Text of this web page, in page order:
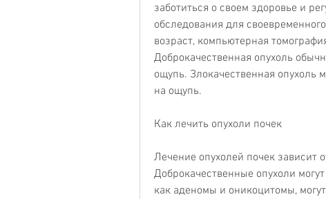
заботиться о своем здоровье и
обследования для
возраст, компьютерная
Доброкачественная опухоль
ощупь. Злокачественная
на ощупь.
Как лечить опухоли почек
Лечение опухолей почек зависит
Доброкачественные опухоли
как аденомы и оникоцитомы,